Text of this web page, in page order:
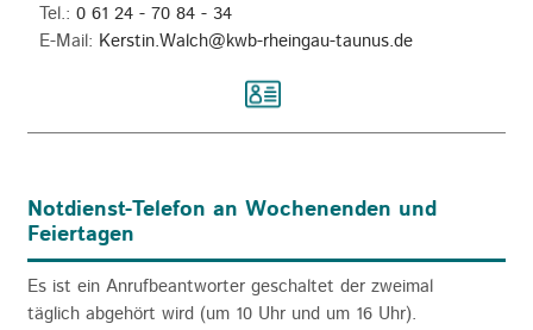
Tel.: 0 61 24 - 70 84 - 34
E-Mail: Kerstin.Walch@kwb-rheingau-taunus.de
Notdienst-Telefon an Wochenenden und
Feiertagen
Es ist ein Anrufbeantworter geschaltet der zweimal
täglich abgehört wird (um 10 Uhr und um 16 Uhr).